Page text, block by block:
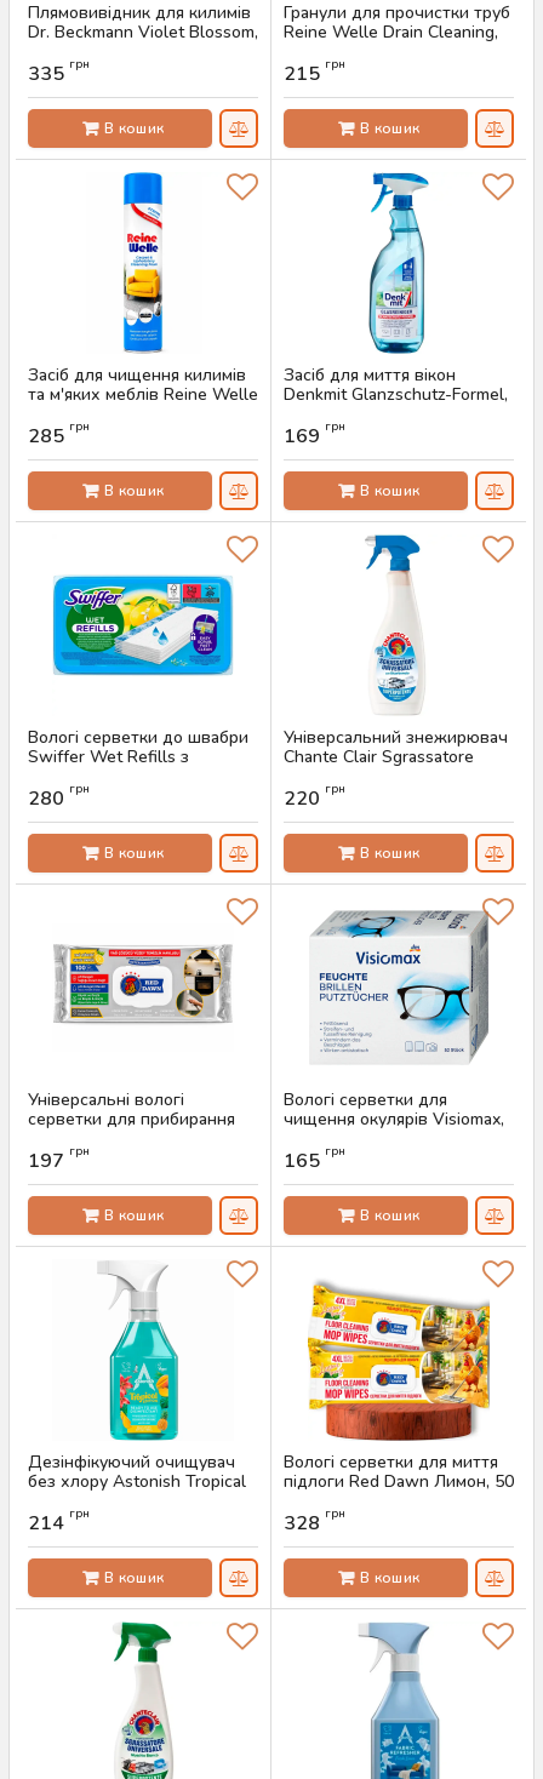
Плямовивідник для килимів
Dr. Beckmann Violet Blossom,
Артикул:
335 грн
В кошик
Гранули для прочистки труб
Reine Welle Drain Cleaning,
Артикул:
215 грн
В кошик
Засіб для чищення килимів
та м'яких меблів Reine Welle
Артикул:
285 грн
В кошик
Засіб для миття вікон
Denkmit Glanzschutz-Formel,
Артикул:
169 грн
В кошик
Вологі серветки до швабри
Swiffer Wet Refills з
Артикул:
280 грн
В кошик
Універсальний знежирювач
Chante Clair Sgrassatore
Артикул:
220 грн
В кошик
Універсальні вологі
серветки для прибирання
Артикул:
197 грн
В кошик
Вологі серветки для
чищення окулярів Visiomax,
Артикул:
165 грн
В кошик
Дезінфікуючий очищувач
без хлору Astonish Tropical
Артикул:
214 грн
В кошик
Вологі серветки для миття
підлоги Red Dawn Лимон, 50
Артикул:
328 грн
В кошик